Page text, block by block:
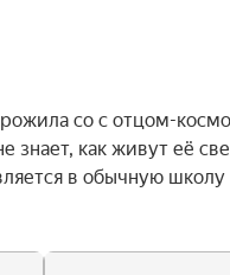
со с отцом-
знает, как живут её
в обычную